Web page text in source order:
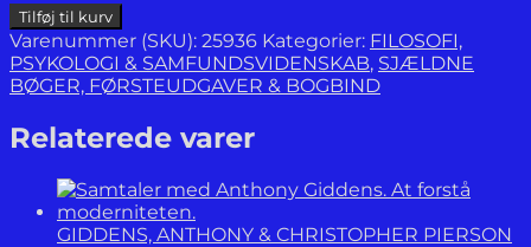
Die
Entdeckung
der
kosmischen
Lebens-
Energie
Orgon.
Tilføj til kurv
Varenummer (SKU): 25936 Kategorier: FILOSOFI,
PSYKOLOGI & SAMFUNDSVIDENSKAB, SJÆLDNE
BØGER, FØRSTEUDGAVER & BOGBIND
Relaterede varer
GIDDENS, ANTHONY & CHRISTOPHER PIERSON